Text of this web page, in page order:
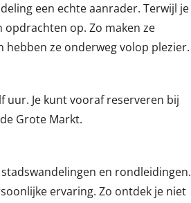
een echte aanrader. Terwijl je
op. Zo maken ze
hebben ze onderweg volop plezier.
Je kunt vooraf reserveren bij
Grote Markt.
en rondleidingen.
ervaring. Zo ontdek je niet